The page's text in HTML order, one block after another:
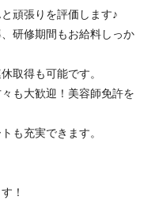
クOK
という考え方のもと、良
新しいものを組み込んで
か５％！
す♪ぜひ一緒により良いサ
頑張りを評価します♪
研修期間もお給料しっか
取得も可能です。
も大歓迎！美容師免許を
も充実できます。
！